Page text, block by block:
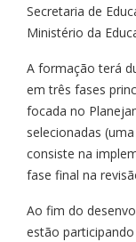
Secretaria de
Ministério da
A formação terá
em três fases
focada no
selecionadas
consiste na
fase final na
Ao fim do
estão